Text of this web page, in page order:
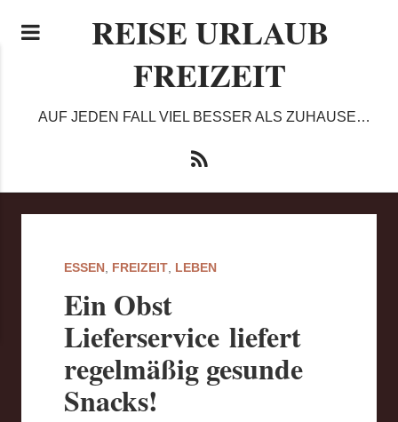
REISE URLAUB
FREIZEIT
AUF JEDEN FALL VIEL BESSER ALS ZUHAUSE…
ESSEN FREIZEIT LEBEN
Ein Obst
Lieferservice liefert
regelmäßig gesunde
Snacks!